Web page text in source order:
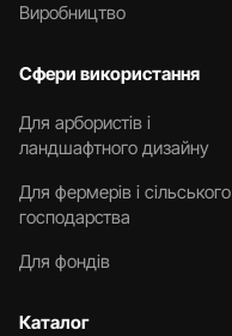
Виробництво
Сфери використання
Для арбористів і
ландшафтного дизайну
Для фермерів і сільського
господарства
Для фондів
Каталог